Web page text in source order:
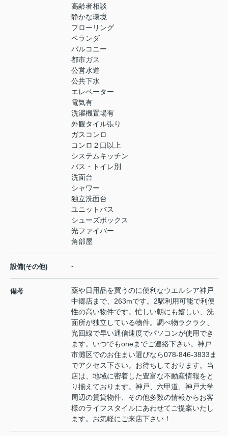
高齢者相談
静かな環境
フローリング
ベランダ
バルコニー
都市ガス
公営水道
公共下水
エレベーター
電気有
洗濯機置場有
外観タイル張り
ガスコンロ
コンロ２口以上
システムキッチン
バス・トイレ別
洗面台
シャワー
独立洗面台
ユニットバス
シューズボックス
光ファイバー
角部屋
設備(その他) -
備考
薬や日用品を買うのに便利なウエルシア神戸
中郷店まで、263mです。2駅利用可能で利便
性の高い物件です。忙しい朝にも嬉しい、洗
面所が独立している物件。調べ物ラクラク、
光回線で早い通信速度でパソコンが使用でき
ます。いつでもoneまでご連絡下さい。神戸
市灘区でのお住まい選びなら078-846-3833ま
でアクセス下さい。お待ちしております。当
店は、地域に密着した豊富な不動産情報をと
り揃えております。神戸、六甲道、神戸大学
周辺の賃貸物件、その他多数の情報からお客
様のライフスタイルにあわせてご提案いたし
ます。お気軽にご来店下さい！